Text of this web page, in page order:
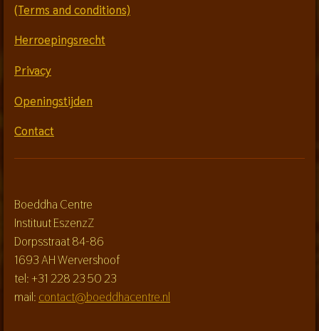
(Terms and conditions)
Herroepingsrecht
Privacy
Openingstijden
Contact
Boeddha Centre
Instituut EszenzZ
Dorpsstraat 84-86
1693 AH Wervershoof
tel: +31 228 23 50 23
mail: contact@boeddhacentre.nl